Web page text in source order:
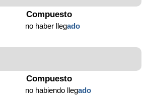
Compuesto
no haber llegado
Compuesto
no habiendo llegado